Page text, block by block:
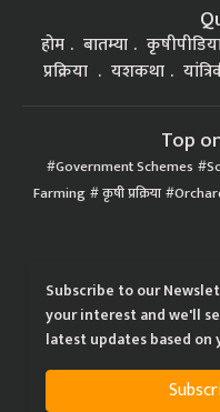
होम बातम्या
प्रक्रिया
यशकथा
Top
Government Schemes
Farming कृषी प्रक्रिया
Subscribe to our
your interest and we'll
latest updates based on